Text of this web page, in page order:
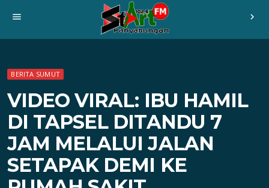
menu chevron_right
BERITA SUMUT
VIDEO VIRAL: IBU HAMIL
DI TAPSEL DITANDU 7
JAM MELALUI JALAN
SETAPAK DEMI KE